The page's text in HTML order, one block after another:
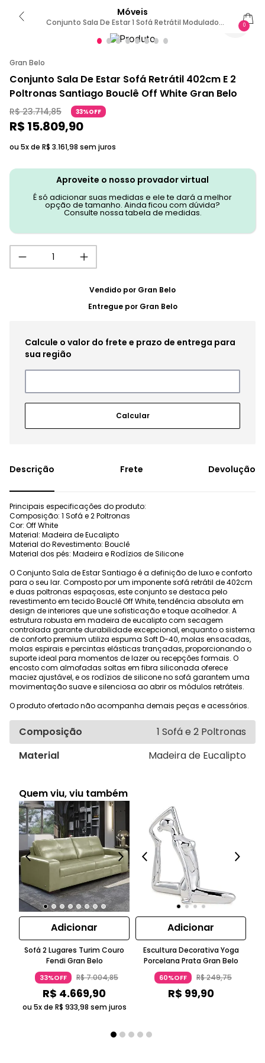
Móveis
Conjunto Sala De Estar 1 Sofá Retrátil Modulado
402cm E 2 Poltronas Santiago Bouclê Off White G89
- Gran Belo
0
Gran Belo
Conjunto Sala De Estar Sofá Retrátil 402cm E 2
Poltronas Santiago Bouclê Off White Gran Belo
R$ 23.714,85 33%OFF
R$ 15.809,90
ou 5x de R$ 3.161,98 sem juros
Aproveite o nosso provador virtual
É só adicionar suas medidas e ele te dará a melhor
opção de tamanho. Ainda ficou com dúvida?
Consulte nossa tabela de medidas.
Vendido por Gran Belo
Entregue por Gran Belo
Frete Devolução
Principais especificações do produto:
Composição: 1 Sofá e 2 Poltronas
Cor: Off White
Material: Madeira de Eucalipto
Material do Revestimento: Bouclê
Material dos pés: Madeira e Rodízios de Silicone
O Conjunto Sala de Estar Santiago é a definição de luxo e conforto
para o seu lar. Composto por um imponente sofá retrátil de 402cm
e duas poltronas espaçosas, este conjunto se destaca pelo
revestimento em tecido Bouclê Off White, tendência absoluta em
design de interiores que une sofisticação e toque acolhedor. A
estrutura robusta em madeira de eucalipto com secagem
controlada garante durabilidade excepcional, enquanto o sistema
de conforto premium utiliza espuma Soft D-40, molas ensacadas,
molas espirais e percintas elásticas trançadas, proporcionando o
suporte ideal para momentos de lazer ou recepções formais. O
encosto com almofadas soltas em fibra siliconada oferece
maciez ajustável, e os rodízios de silicone no sofá garantem uma
movimentação suave e silenciosa ao abrir os módulos retráteis.
O produto ofertado não acompanha demais peças e acessórios.
Composição
1 Sofá e 2 Poltronas
Material
Madeira de Eucalipto
Quem viu, viu também
Adicionar
Sofá 2 Lugares Turim Couro
Fendi Gran Belo
33%OFF R$7.004,85
R$ 4.669,90
ou 5x de R$ 933,98 sem juros
Adicionar
Escultura Decorativa Yoga
Porcelana Prata Gran Belo
60%OFF R$249,75
R$ 99,90